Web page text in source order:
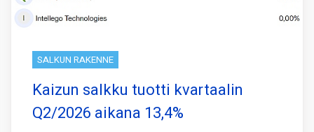
SALKUN RAKENNE
Kaizun salkku tuotti kvartaalin
Q2/2026 aikana 13,4%